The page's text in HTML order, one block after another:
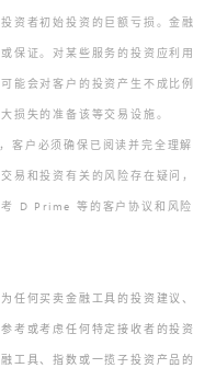
资者初始投资的巨额亏损。金融
保证。对某些服务的投资应利用
能会对客户的投资产生不成比例
损失的准备该等交易设施。
客户必须确保已阅读并完全理解
易和投资有关的风险存在疑问，
D Prime 等的客户协议和风险
任何买卖金融工具的投资建议、
考或考虑任何特定接收者的投资
工具、指数或一揽子投资产品的